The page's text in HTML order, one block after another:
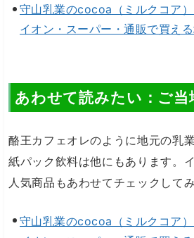
守山乳業のcocoa（ミルクコア
イオン・スーパー・通販で買え
あわせて読みたい：ご当
酪王カフェオレのように地元の乳
紙パック飲料は他にもあります。
人気商品もあわせてチェックして
守山乳業のcocoa（ミルクコア